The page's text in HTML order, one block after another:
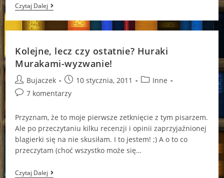
Czytaj Dalej„Po
Zmierzchu”
–
Haruki
Kolejne, lecz czy ostatnie? Huraki
Murakami-wyzwanie!
Post
author:
Bujaczek
Post
published:
10 stycznia, 2011
PostInne
Post7 komentarzy
Przyznam, że to moje pierwsze zetknięcie z tym pisarzem.
Ale po przeczytaniu kilku recenzji i opinii zaprzyjaźnionej
blagierki się na nie skusiłam. I to jestem! ;) A o to co
przeczytam (choć wszystko może się…
Czytaj DalejKolejne,